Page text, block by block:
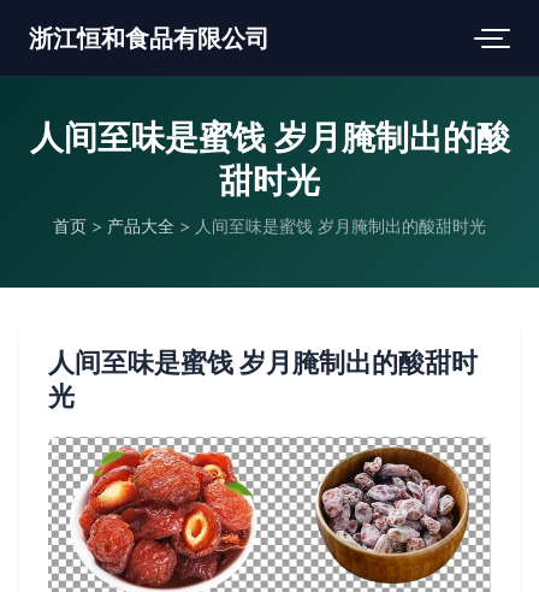
浙江恒和食品有限公司
人间至味是蜜饯 岁月腌制出的酸
甜时光
首页 > 产品大全 > 人间至味是蜜饯 岁月腌制出的酸甜时光
人间至味是蜜饯 岁月腌制出的酸甜时
光